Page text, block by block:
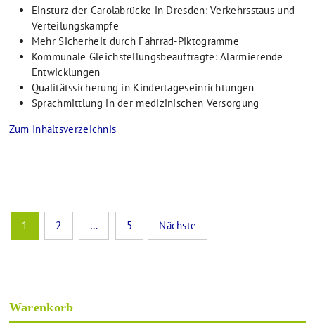
Einsturz der Carolabrücke in Dresden: Verkehrsstaus und
Verteilungskämpfe
Mehr Sicherheit durch Fahrrad-Piktogramme
Kommunale Gleichstellungsbeauftragte: Alarmierende
Entwicklungen
Qualitätssicherung in Kindertageseinrichtungen
Sprachmittlung in der medizinischen Versorgung
Zum Inhaltsverzeichnis
Seitennummerierung
der
1 2 … 5 Nächste
Warenkorb